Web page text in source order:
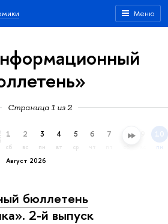
Меню
Страница 1 из 2
Август 2026
1
сб
2
вс
3
пн
4
вт
5
ср
6 7 8 10
пн
бюллетень
2-й выпуск